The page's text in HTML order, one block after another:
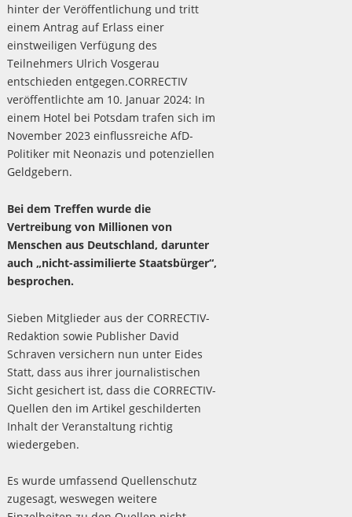
hinter der Veröffentlichung und tritt
einem Antrag auf Erlass einer
einstweiligen Verfügung des
Teilnehmers Ulrich Vosgerau
entschieden entgegen.CORRECTIV
veröffentlichte am 10. Januar 2024: In
einem Hotel bei Potsdam trafen sich im
November 2023 einflussreiche AfD-
Politiker mit Neonazis und potenziellen
Geldgebern.
Bei dem Treffen wurde die
Vertreibung von Millionen von
Menschen aus Deutschland, darunter
auch „nicht-assimilierte Staatsbürger“,
besprochen.
Sieben Mitglieder aus der CORRECTIV-
Redaktion sowie Publisher David
Schraven versichern nun unter Eides
Statt, dass aus ihrer journalistischen
Sicht gesichert ist, dass die CORRECTIV-
Quellen den im Artikel geschilderten
Inhalt der Veranstaltung richtig
wiedergeben.
Es wurde umfassend Quellenschutz
zugesagt, weswegen weitere